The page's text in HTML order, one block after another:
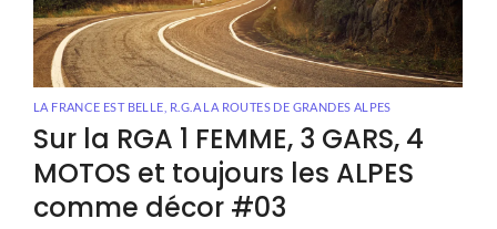
LA FRANCE EST BELLE R.G.A LA ROUTES DE GRANDES ALPES
Sur la RGA 1 FEMME, 3 GARS, 4
MOTOS et toujours les ALPES
comme décor #03